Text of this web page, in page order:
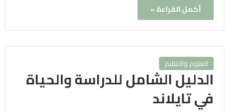
أكمل القراءة »
العلوم والتعليم
الدليل الشامل للدراسة والحياة
في تايلاند